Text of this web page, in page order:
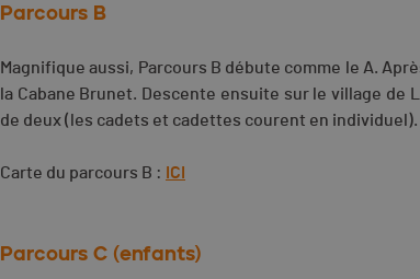
Parcours B
Magnifique aussi, Parcours B débute comme le A.
la Cabane Brunet. Descente ensuite sur le village
de deux (les cadets et cadettes courent en individuel).
Carte du parcours B : ICI
Parcours C (enfants)